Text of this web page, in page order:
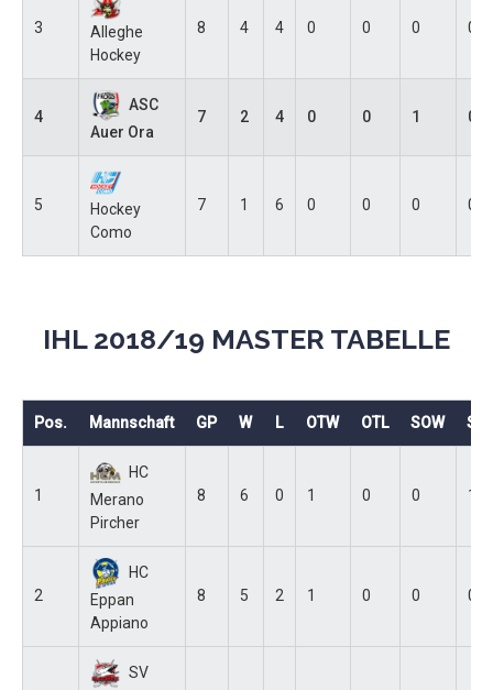
3
Alleghe
Hockey
8 4 4 0 0 0 0
4
ASC
Auer Ora
7 2 4 0 0 1 0
5
Hockey
Como
7 1 6 0 0 0 0
IHL 2018/19 MASTER TABELLE
Pos. Mannschaft GP W L OTW OTL SOW
1
HC
Merano
Pircher
8 6 0 1 0 0 1
2
HC
Eppan
Appiano
8 5 2 1 0 0 0
SV